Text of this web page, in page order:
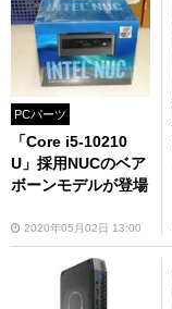
PCパーツ
「Core i5-10210
U」採用NUCのベア
ボーンモデルが登場
2020年05月02日 13:00